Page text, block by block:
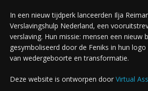
In een nieuw tijdperk lanceerden Ilja
Verslavingshulp Nederland, een
verslaving. Hun missie: mensen een nieuw
gesymboliseerd door de Feniks in hun
van wedergeboorte en transformatie.
Deze website is ontworpen door Virtual